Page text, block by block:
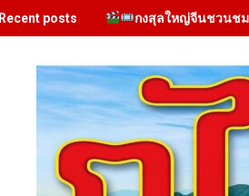
Recent posts กงสุลใหญ่จีนชวนชม